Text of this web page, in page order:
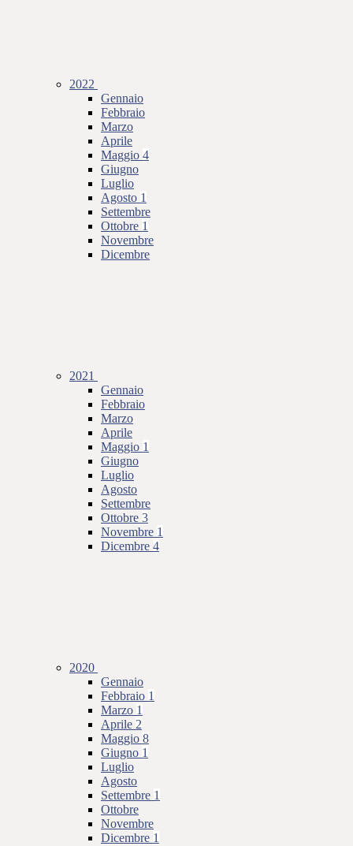
2022
Gennaio
Febbraio
Marzo
Aprile
Maggio 4
Giugno
Luglio
Agosto 1
Settembre
Ottobre 1
Novembre
Dicembre
2021
Gennaio
Febbraio
Marzo
Aprile
Maggio 1
Giugno
Luglio
Agosto
Settembre
Ottobre 3
Novembre 1
Dicembre 4
2020
Gennaio
Febbraio 1
Marzo 1
Aprile 2
Maggio 8
Giugno 1
Luglio
Agosto
Settembre 1
Ottobre
Novembre
Dicembre 1